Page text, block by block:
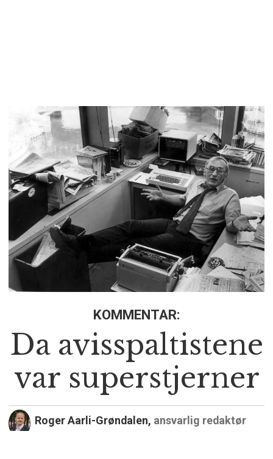
KOMMENTAR:
Da avisspaltistene
var superstjerner
Roger Aarli-Grøndalen, ansvarlig redaktør